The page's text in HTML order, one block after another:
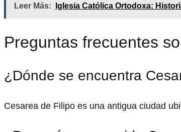
Leer Más: Iglesia Católica Ortodoxa:
Preguntas frecuentes
¿Dónde se encuentra
Cesarea de Filipo es una antigua ciudad